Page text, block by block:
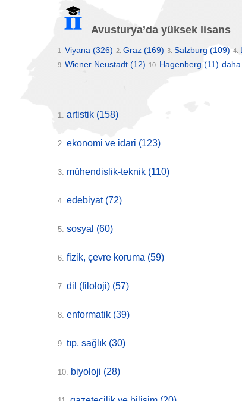
Avusturya’da yüksek lisans
1. Viyana (326) 2. Graz (169) 3. Salzburg (109) 4.
9. Wiener Neustadt (12) 10. Hagenberg (11)
1. artistik (158)
2. ekonomi ve idari (123)
3. mühendislik-teknik (110)
4. edebiyat (72)
5. sosyal (60)
6. fizik, çevre koruma (59)
7. dil (filoloji) (57)
8. enformatik (39)
9. tıp, sağlık (30)
10. biyoloji (28)